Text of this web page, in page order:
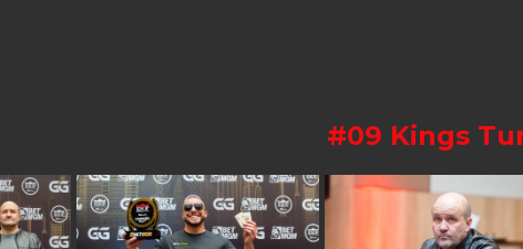
#09 Kings